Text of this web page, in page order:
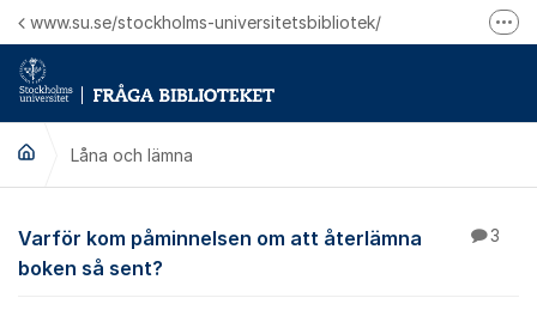
Hoppa till innehåll
www.su.se/stockholms-universitetsbibliotek/
Låna och lämna
Låna och lämna
Varför kom påminnelsen om att återlämna
boken så sent?
3